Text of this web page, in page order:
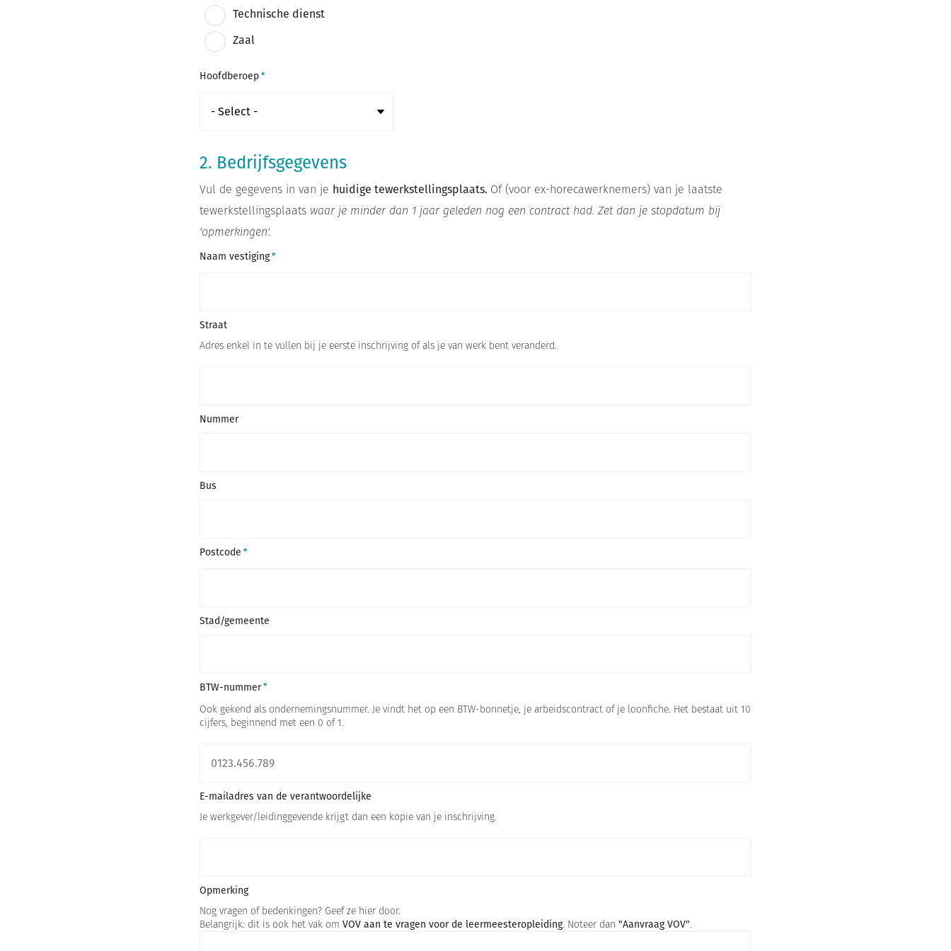
Technische dienst
Zaal
Hoofdberoep
2. Bedrijfsgegevens
Vul de gegevens in van je huidige tewerkstellingsplaats. Of (voor ex-horecawerknemers) van je laatste
tewerkstellingsplaats waar je minder dan 1 jaar geleden nog een contract had. Zet dan je stopdatum bij
'opmerkingen'.
Naam vestiging
Straat
Adres enkel in te vullen bij je eerste inschrijving of als je van werk bent veranderd.
Nummer
Bus
Postcode
Stad/gemeente
BTW-nummer
Ook gekend als ondernemingsnummer. Je vindt het op een BTW-bonnetje, je arbeidscontract of je loonfiche. Het bestaat uit 10
cijfers, beginnend met een 0 of 1.
E-mailadres van de verantwoordelijke
Je werkgever/leidinggevende krijgt dan een kopie van je inschrijving.
Opmerking
Nog vragen of bedenkingen? Geef ze hier door.
Belangrijk: dit is ook het vak om VOV aan te vragen voor de leermeesteropleiding. Noteer dan "Aanvraag VOV".